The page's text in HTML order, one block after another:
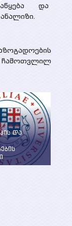
და
ჩამოთვლილ
და